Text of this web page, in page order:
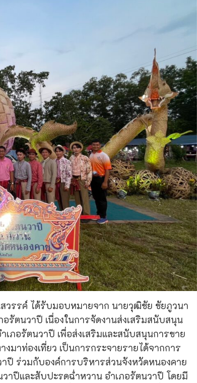
วรรค์ ได้รับมอบหมายจาก นายวุฒิชัย ชัยภูวนา
รัตนวาปี เนื่องในการจัดงานส่งเสริมสนับสนุน
ภอรัตนวาปี เพื่อส่งเสริมและสนับสนุนการขาย
มาท่องเที่ยว เป็นการกระจายรายได้จากการ
ปี ร่วมกับองค์การบริหารส่วนจังหวัดหนองคาย
าปีและสับปะรดฉ่ำหวาน อำเภอรัตนวาปี โดยมี